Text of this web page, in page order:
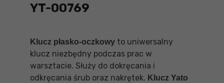
YT-00769
Klucz płasko-oczkowy to uniwersalny
klucz niezbędny podczas prac w
warsztacie. Służy do dokręcania i
odkręcania śrub oraz nakrętek. Klucz Yato